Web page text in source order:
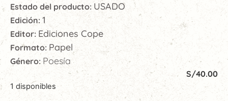
Estado del producto: USADO
Edición: 1
Editor: Ediciones Cope
Formato: Papel
Género: Poesía
S/40.00
1 disponibles